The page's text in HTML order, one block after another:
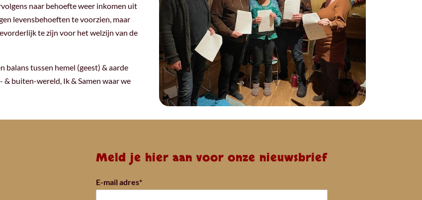
naar behoefte weer inkomen uit
levensbehoeften te voorzien, maar
te zijn voor het welzijn van de
balans tussen hemel (geest) & aarde
buiten-wereld, Ik & Samen waar we
Meld je hier aan voor onze nieuwsbrief
E-mail adres*